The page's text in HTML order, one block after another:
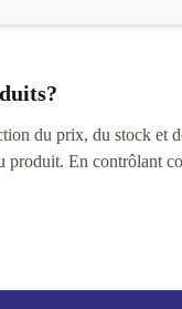
du prix, du stock et
En contrôlant